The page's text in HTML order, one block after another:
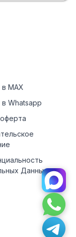
MAX
в Whatsapp
Данных